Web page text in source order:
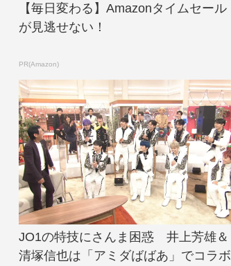
【毎日変わる】Amazonタイムセール
が見逃せない！
PR(Amazon)
JO1の特技にさんま困惑 井上芳雄＆
清塚信也は「アミダばばあ」でコラボ